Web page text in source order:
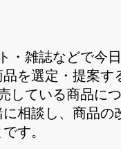
・雑誌などで今
を選定・提案す
している商品に
相談し、商品の
す。